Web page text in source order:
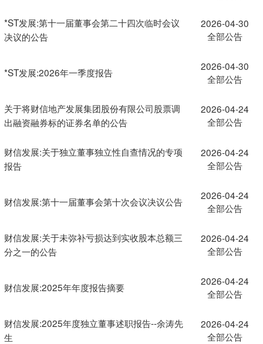
*ST发展:第十一届董事会第二十四次临时会议
决议的公告
2026-04-30
全部公告
*ST发展:2026年一季度报告
2026-04-30
全部公告
关于将财信地产发展集团股份有限公司股票调
出融资融券标的证券名单的公告
2026-04-24
全部公告
财信发展:关于独立董事独立性自查情况的专项
报告
2026-04-24
全部公告
财信发展:第十一届董事会第十次会议决议公告
2026-04-24
全部公告
财信发展:关于未弥补亏损达到实收股本总额三
分之一的公告
2026-04-24
全部公告
财信发展:2025年年度报告摘要
2026-04-24
全部公告
财信发展:2025年度独立董事述职报告--余涛先
生
2026-04-24
全部公告